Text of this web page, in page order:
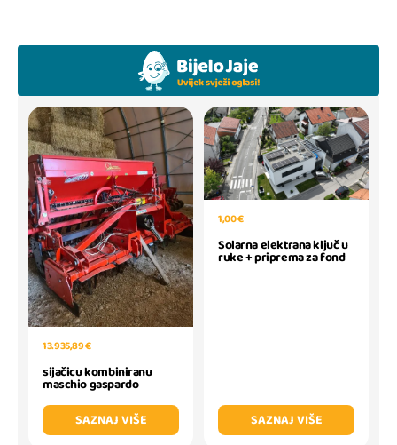
13.935,89 €
sijačicu kombiniranu
maschio gaspardo
SAZNAJ VIŠE
1,00 €
Solarna elektrana ključ u
ruke + priprema za fond
SAZNAJ VIŠE